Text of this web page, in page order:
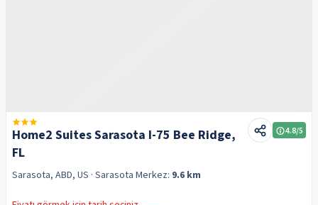
Home2 Suites Sarasota I-75 Bee Ridge,
FL
4.8/5
Sarasota, ABD, US · Sarasota Merkez: 9.6 km